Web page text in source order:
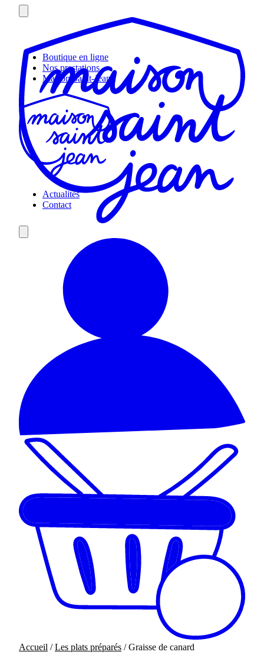
Skip
to
Boutique en ligne
Nos prestations
Maison Saint-Jean
Actualités
Contact
Accueil /Les plats préparés / Graisse de canard